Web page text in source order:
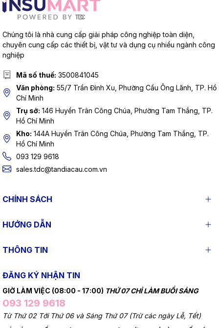
Chúng tôi là nhà cung cấp giải pháp công nghiệp toàn diện,
chuyên cung cấp các thiết bị, vật tư và dụng cụ nhiều ngành công
nghiệp
Mã số thuế: 3500841045
Văn phòng: 55/7 Trần Đình Xu, Phường Cầu Ông Lãnh, TP. Hồ
Chí Minh
Trụ sở: 146 Huyền Trân Công Chúa, Phường Tam Thắng, TP.
Hồ Chí Minh
Kho: 144A Huyền Trân Công Chúa, Phường Tam Thắng, TP.
Hồ Chí Minh
093 129 9618
sales.tdc@tandiacau.com.vn
CHÍNH SÁCH
HƯỚNG DẪN
THÔNG TIN
ĐĂNG KÝ NHẬN TIN
GIỜ LÀM VIỆC (08:00 - 17:00) THỨ 07 CHỈ LÀM BUỔI SÁNG
093 129 9618
Từ Thứ 02 Tới Thứ 06 và Sáng Thứ 07 (Trừ các ngày Lễ, Tết)